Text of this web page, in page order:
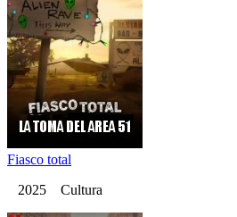
Fiasco total
2025 Cultura